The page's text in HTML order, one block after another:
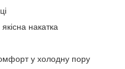
накатка
у холодну пору